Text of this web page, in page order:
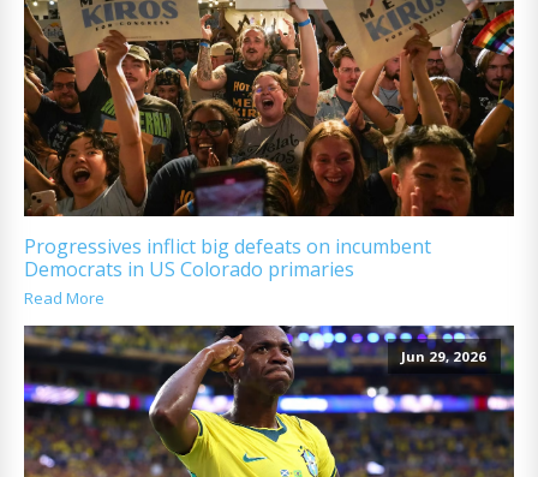
Progressives inflict big defeats on incumbent
Democrats in US Colorado primaries
Read More
Jun 29, 2026